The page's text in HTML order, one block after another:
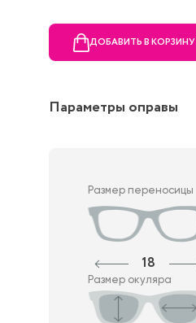
ДОБАВИТЬ В КОРЗИНУ
Параметры оправы
Размер переносицы
18
Размер окуляра